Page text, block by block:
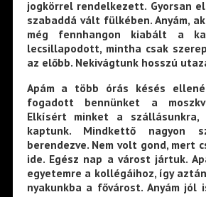
jogkörrel rendelkezett. Gyorsan
szabaddá vált fülkében. Anyám,
még fennhangon kiabált a
lecsillapodott, mintha csak
az előbb. Nekivágtunk hosszú
Apám a több órás késés
fogadott bennünket a
Elkísért minket a
kaptunk. Mindkettő nagyon
berendezve. Nem volt gond, mert
ide. Egész nap a várost jártuk.
egyetemre a kollégáihoz, így
nyakunkba a fővárost. Anyám jól